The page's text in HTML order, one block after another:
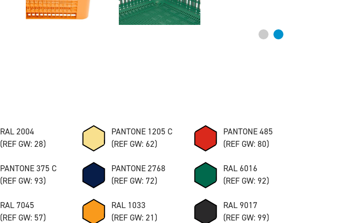
RAL 2004
(REF GW: 28)
PANTONE 1205 C
(REF GW: 62)
PANTONE 485
(REF GW: 80)
PANTONE 375 C
(REF GW: 93)
PANTONE 2768
(REF GW: 72)
RAL 6016
(REF GW: 92)
RAL 7045
(REF GW: 57)
RAL 1033
(REF GW: 21)
RAL 9017
(REF GW: 99)